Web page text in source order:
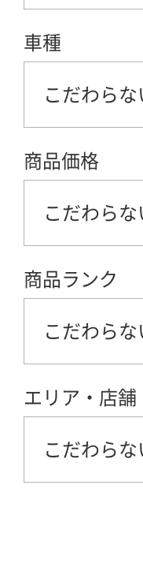
車種
こだわらな
商品価格
こだわらな
商品ランク
こだわらな
エリア・店舗
こだわらな